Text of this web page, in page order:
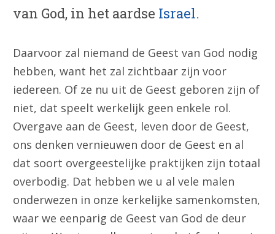
van God, in het aardse Israel.
Daarvoor zal niemand de Geest van God nodig
hebben, want het zal zichtbaar zijn voor
iedereen. Of ze nu uit de Geest geboren zijn of
niet, dat speelt werkelijk geen enkele rol.
Overgave aan de Geest, leven door de Geest,
ons denken vernieuwen door de Geest en al
dat soort overgeestelijke praktijken zijn totaal
overbodig. Dat hebben we u al vele malen
onderwezen in onze kerkelijke samenkomsten,
waar we eenparig de Geest van God de deur